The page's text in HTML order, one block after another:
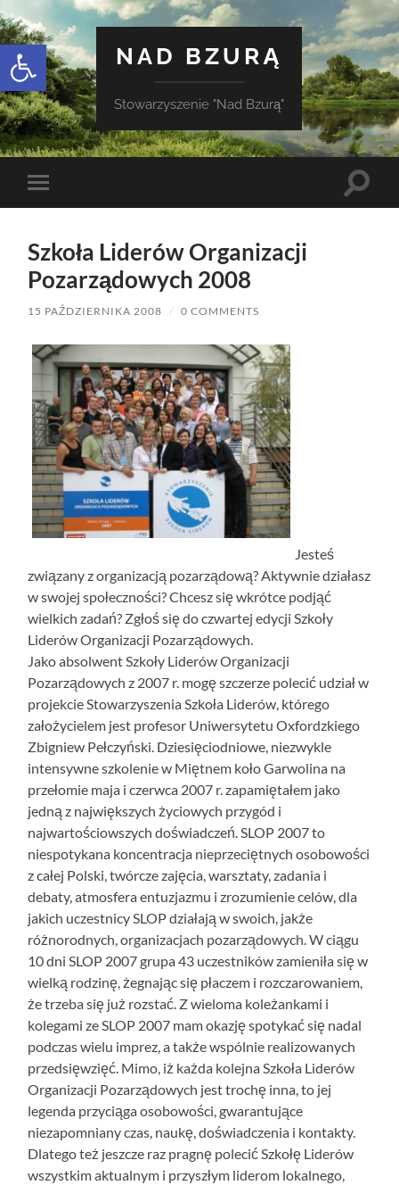
Otwórz pasek narzędzi
NAD BZURĄ
Stowarzyszenie "Nad Bzurą"
Toggle
mobile
Toggle
Szkoła Liderów Organizacji
Pozarządowych 2008
15 PAŹDZIERNIKA 2008 / 0 COMMENTS
Jesteś
związany z organizacją pozarządową? Aktywnie działasz
w swojej społeczności? Chcesz się wkrótce podjąć
wielkich zadań? Zgłoś się do czwartej edycji Szkoły
Liderów Organizacji Pozarządowych.
Jako absolwent Szkoły Liderów Organizacji
Pozarządowych z 2007 r. mogę szczerze polecić udział w
projekcie Stowarzyszenia Szkoła Liderów, którego
założycielem jest profesor Uniwersytetu Oxfordzkiego
Zbigniew Pełczyński. Dziesięciodniowe, niezwykle
intensywne szkolenie w Miętnem koło Garwolina na
przełomie maja i czerwca 2007 r. zapamiętałem jako
jedną z największych życiowych przygód i
najwartościowszych doświadczeń. SLOP 2007 to
niespotykana koncentracja nieprzeciętnych osobowości
z całej Polski, twórcze zajęcia, warsztaty, zadania i
debaty, atmosfera entuzjazmu i zrozumienie celów, dla
jakich uczestnicy SLOP działają w swoich, jakże
różnorodnych, organizacjach pozarządowych. W ciągu
10 dni SLOP 2007 grupa 43 uczestników zamieniła się w
wielką rodzinę, żegnając się płaczem i rozczarowaniem,
że trzeba się już rozstać. Z wieloma koleżankami i
kolegami ze SLOP 2007 mam okazję spotykać się nadal
podczas wielu imprez, a także wspólnie realizowanych
przedsięwzięć. Mimo, iż każda kolejna Szkoła Liderów
Organizacji Pozarządowych jest trochę inna, to jej
legenda przyciąga osobowości, gwarantujące
niezapomniany czas, naukę, doświadczenia i kontakty.
Dlatego też jeszcze raz pragnę polecić Szkołę Liderów
wszystkim aktualnym i przyszłym liderom lokalnego,